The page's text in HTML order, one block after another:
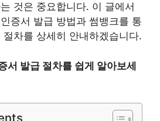
것은 중요합니다. 이 글에서
증서 발급 방법과 썸뱅크를 통
차를 상세히 안내하겠습니다.
서 발급 절차를 쉽게 알아보세